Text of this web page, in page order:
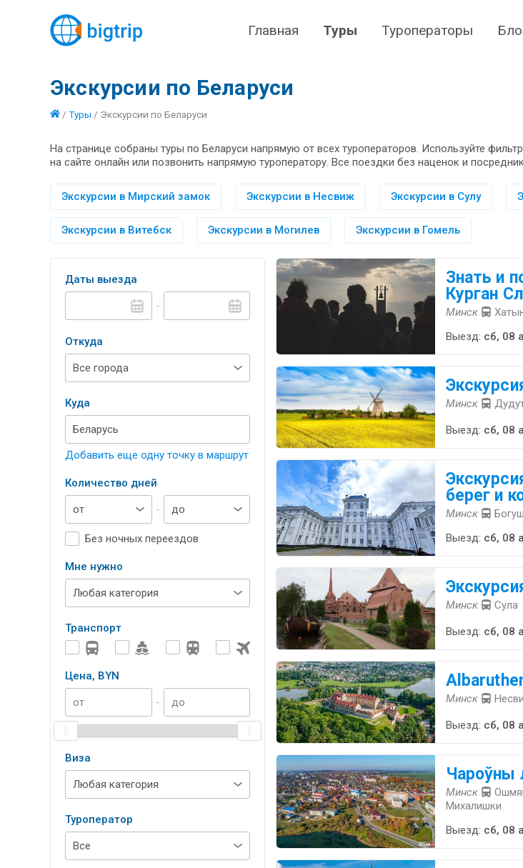
Главная Туры Туроператоры
Экскурсии по Беларуси
/ Туры / Экскурсии по Беларуси
На странице собраны туры по Беларуси напрямую от всех туроператоров. Используйте
на сайте онлайн или позвонить напрямую туроператору. Все поездки без наценок и
Экскурсии в Мирский замок Экскурсии в Несвиж Экскурсии в Сулу
Экскурсии в Витебск Экскурсии в Могилев Экскурсии в Гомель
Даты выезда
-
Откуда
Куда
Добавить еще одну точку в маршрут
Количество дней
-
Без ночных переездов
Мне нужно
Транспорт
Цена, BYN
-
Виза
Туроператор
Знать и
Курган
Минск
Выезд: сб, 08
Минск
Выезд: сб, 08
берег и
Минск
Выезд: сб, 08
Минск Сула
Выезд: сб, 08
Минск
Выезд: сб, 08
Чароўны
Минск
Михалишки
Выезд: сб, 08